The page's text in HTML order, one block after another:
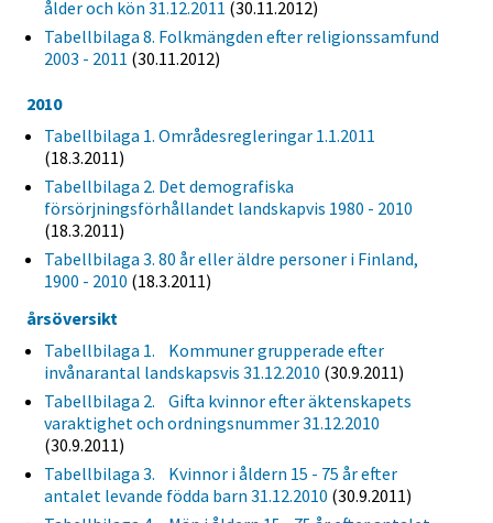
ålder och kön 31.12.2011 (30.11.2012)
Tabellbilaga 8. Folkmängden efter religionssamfund
2003 - 2011 (30.11.2012)
2010
Tabellbilaga 1. Områdesregleringar 1.1.2011
(18.3.2011)
Tabellbilaga 2. Det demografiska
försörjningsförhållandet landskapvis 1980 - 2010
(18.3.2011)
Tabellbilaga 3. 80 år eller äldre personer i Finland,
1900 - 2010 (18.3.2011)
årsöversikt
Tabellbilaga 1. Kommuner grupperade efter
invånarantal landskapsvis 31.12.2010 (30.9.2011)
Tabellbilaga 2. Gifta kvinnor efter äktenskapets
varaktighet och ordningsnummer 31.12.2010
(30.9.2011)
Tabellbilaga 3. Kvinnor i åldern 15 - 75 år efter
antalet levande födda barn 31.12.2010 (30.9.2011)